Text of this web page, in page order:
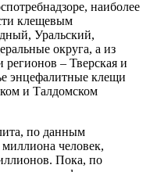
наиболее
клещевым
Уральский,
округа, а из
– Тверская и
энцефалитные клещи
и Талдомском
по данным
человек,
Пока, по